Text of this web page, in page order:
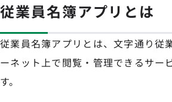
従業員名簿アプリとは
従業員名簿アプリとは、文字通り従
ーネット上で閲覧・管理できるサー
す。